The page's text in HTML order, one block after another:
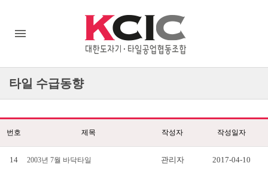
타일 수급동향
번호 제목 작성자 작성일자
14 2003년 7월 바닥타일 관리자 2017-04-10